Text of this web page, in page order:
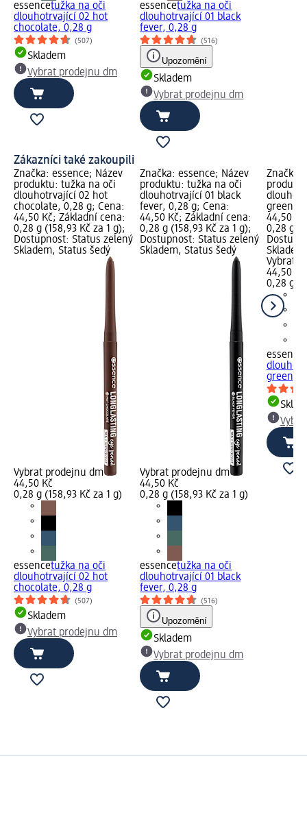
essencetužka na oči
dlouhotrvající 02 hot
chocolate, 0,28 g
(507)
Skladem
Vybrat prodejnu dm
essencetužka na oči
dlouhotrvající 01 black
fever, 0,28 g
(516)
Upozornění
Skladem
Vybrat prodejnu dm
Zákazníci také zakoupili
Značka: essence; Název
produktu: tužka na oči
dlouhotrvající 02 hot
chocolate, 0,28 g; Cena:
44,50 Kč; Základní cena:
0,28 g (158,93 Kč za 1 g);
Dostupnost: Status zelený
Skladem, Status šedý
Vybrat prodejnu dm
44,50 Kč
0,28 g (158,93 Kč za 1 g)
essencetužka na oči
dlouhotrvající 02 hot
chocolate, 0,28 g
(507)
Skladem
Vybrat prodejnu dm
Značka: essence; Název
produktu: tužka na oči
dlouhotrvající 01 black
fever, 0,28 g; Cena:
44,50 Kč; Základní cena:
0,28 g (158,93 Kč za 1 g);
Dostupnost: Status zelený
Skladem, Status šedý
Vybrat prodejnu dm
44,50 Kč
0,28 g (158,93 Kč za 1 g)
essencetužka na oči
dlouhotrvající 01 black
fever, 0,28 g
(516)
Upozornění
Skladem
Vybrat prodejnu dm
Značka:
green,
44,50
0,28 g
Vybrat
44,50 Kč
0,28 g
essence
green,